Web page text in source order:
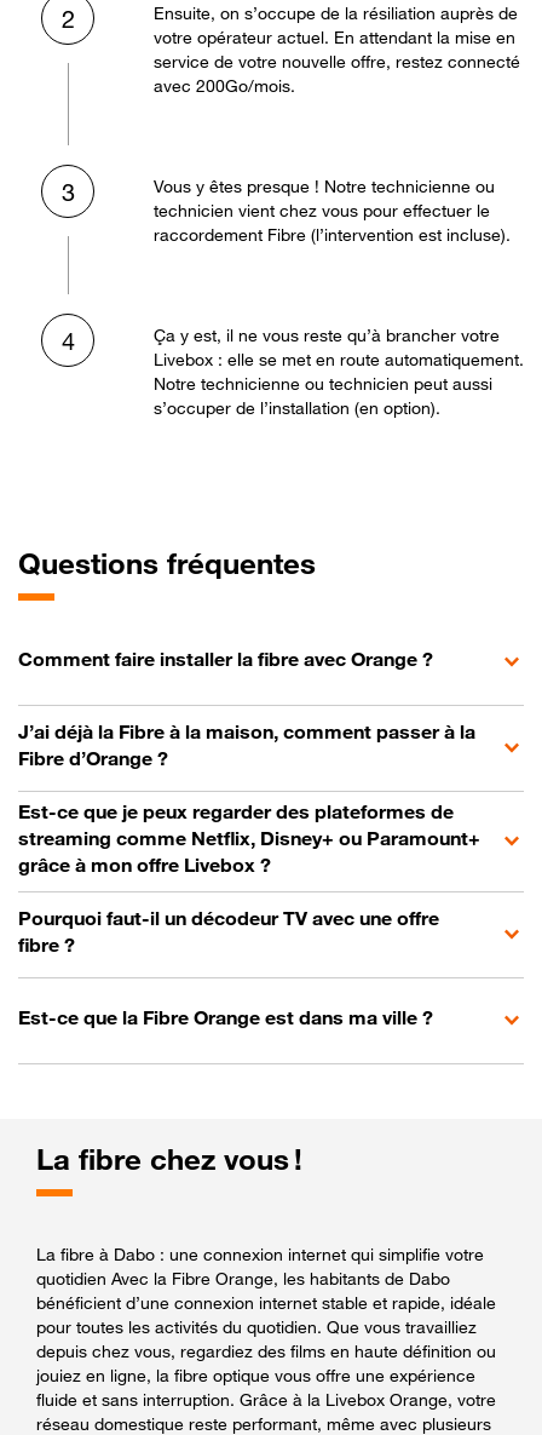
2
Ensuite, on s’occupe de la résiliation auprès de
votre opérateur actuel. En attendant la mise en
service de votre nouvelle offre, restez connecté
avec 200Go/mois.
3
Vous y êtes presque ! Notre technicienne ou
technicien vient chez vous pour effectuer le
raccordement Fibre (l’intervention est incluse).
4
Ça y est, il ne vous reste qu’à brancher votre
Livebox : elle se met en route automatiquement.
Notre technicienne ou technicien peut aussi
s’occuper de l’installation (en option).
Questions fréquentes
Comment faire installer la fibre avec Orange ?
J’ai déjà la Fibre à la maison, comment passer à la
Fibre d’Orange ?
Est-ce que je peux regarder des plateformes de
streaming comme Netflix, Disney+ ou Paramount+
grâce à mon offre Livebox ?
Pourquoi faut-il un décodeur TV avec une offre
fibre ?
Est-ce que la Fibre Orange est dans ma ville ?
La fibre chez vous !
La fibre à Dabo : une connexion internet qui simplifie votre
quotidien Avec la Fibre Orange, les habitants de Dabo
bénéficient d’une connexion internet stable et rapide, idéale
pour toutes les activités du quotidien. Que vous travailliez
depuis chez vous, regardiez des films en haute définition ou
jouiez en ligne, la fibre optique vous offre une expérience
fluide et sans interruption. Grâce à la Livebox Orange, votre
réseau domestique reste performant, même avec plusieurs